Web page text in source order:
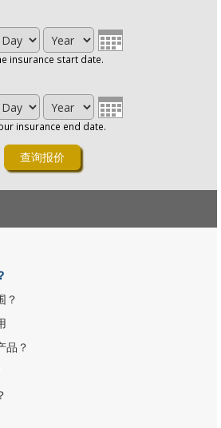
Year
insurance start date.
Year
insurance end date.
？
品？